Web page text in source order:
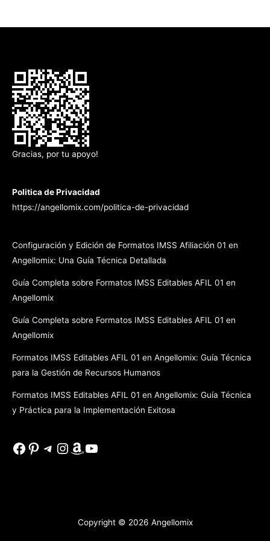
Gracias, por tu apoyo!
Politica de Privacidad
https://angellomix.com/politica-de-privacidad
Configuración y Edición de Formatos IMSS Afiliación 01 en
Angellomix: Una Guía Técnica Detallada
Guía Completa sobre Formatos IMSS Editables AFIL 01 en
Angellomix
Guía Completa sobre Formatos IMSS Editables AFIL 01 en
Angellomix
Formatos IMSS Editables AFIL 01 en Angellomix: Guía Técnica
para la Gestión de Recursos Humanos
Formatos IMSS Editables AFIL 01 en Angellomix: Guía Técnica
y Práctica para la Implementación Exitosa
Facebook
Pinterest
Telegram
Instagram
Amazon
YouTube
Copyright © 2026 Angellomix